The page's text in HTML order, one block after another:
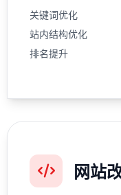
关键词优化
站内结构优化
排名提升
网站